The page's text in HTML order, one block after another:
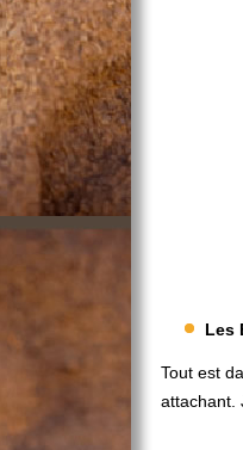
Les
Tout est
attachant.